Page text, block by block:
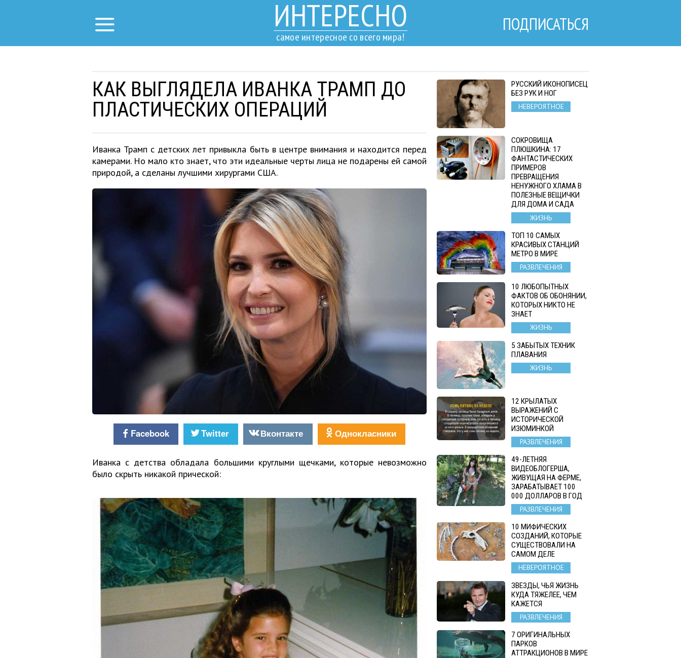
ИНТЕРЕСНО
самое интересное со всего мира!
ПОДПИСАТЬСЯ
КАК ВЫГЛЯДЕЛА ИВАНКА ТРАМП ДО
ПЛАСТИЧЕСКИХ ОПЕРАЦИЙ
Иванка Трамп с детских лет привыкла быть в центре внимания и находится перед
камерами. Но мало кто знает, что эти идеальные черты лица не подарены ей самой
природой, а сделаны лучшими хирургами США.
Facebook Twitter Вконтакте Однокласники
Иванка с детства обладала большими круглыми щечками, которые невозможно
было скрыть никакой прической:
РУССКИЙ ИКОНОПИСЕЦ
БЕЗ РУК И НОГ
НЕВЕРОЯТНОЕ
СОКРОВИЩА
ПЛЮШКИНА: 17
ФАНТАСТИЧЕСКИХ
ПРИМЕРОВ
ПРЕВРАЩЕНИЯ
НЕНУЖНОГО ХЛАМА В
ПОЛЕЗНЫЕ ВЕЩИЧКИ
ДЛЯ ДОМА И САДА
ЖИЗНЬ
ТОП 10 САМЫХ
КРАСИВЫХ СТАНЦИЙ
МЕТРО В МИРЕ
РАЗВЛЕЧЕНИЯ
10 ЛЮБОПЫТНЫХ
ФАКТОВ ОБ ОБОНЯНИИ,
КОТОРЫХ НИКТО НЕ
ЗНАЕТ
ЖИЗНЬ
5 ЗАБЫТЫХ ТЕХНИК
ПЛАВАНИЯ
ЖИЗНЬ
12 КРЫЛАТЫХ
ВЫРАЖЕНИЙ С
ИСТОРИЧЕСКОЙ
ИЗЮМИНКОЙ
РАЗВЛЕЧЕНИЯ
49-ЛЕТНЯЯ
ВИДЕОБЛОГЕРША,
ЖИВУЩАЯ НА ФЕРМЕ,
ЗАРАБАТЫВАЕТ 100
000 ДОЛЛАРОВ В ГОД
РАЗВЛЕЧЕНИЯ
10 МИФИЧЕСКИХ
СОЗДАНИЙ, КОТОРЫЕ
СУЩЕСТВОВАЛИ НА
САМОМ ДЕЛЕ
НЕВЕРОЯТНОЕ
ЗВЕЗДЫ, ЧЬЯ ЖИЗНЬ
КУДА ТЯЖЕЛЕЕ, ЧЕМ
КАЖЕТСЯ
РАЗВЛЕЧЕНИЯ
7 ОРИГИНАЛЬНЫХ
ПАРКОВ
АТТРАКЦИОНОВ В МИРЕ